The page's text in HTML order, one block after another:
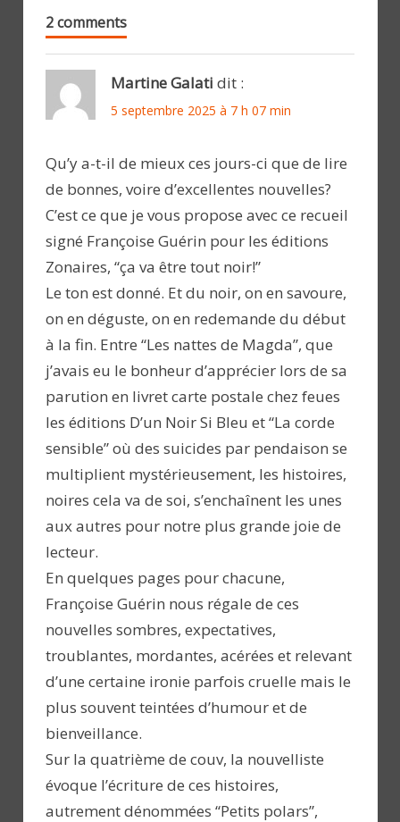
2 comments
Martine Galati dit :
5 septembre 2025 à 7 h 07 min
Qu’y a-t-il de mieux ces jours-ci que de lire
de bonnes, voire d’excellentes nouvelles?
C’est ce que je vous propose avec ce recueil
signé Françoise Guérin pour les éditions
Zonaires, “ça va être tout noir!”
Le ton est donné. Et du noir, on en savoure,
on en déguste, on en redemande du début
à la fin. Entre “Les nattes de Magda”, que
j’avais eu le bonheur d’apprécier lors de sa
parution en livret carte postale chez feues
les éditions D’un Noir Si Bleu et “La corde
sensible” où des suicides par pendaison se
multiplient mystérieusement, les histoires,
noires cela va de soi, s’enchaînent les unes
aux autres pour notre plus grande joie de
lecteur.
En quelques pages pour chacune,
Françoise Guérin nous régale de ces
nouvelles sombres, expectatives,
troublantes, mordantes, acérées et relevant
d’une certaine ironie parfois cruelle mais le
plus souvent teintées d’humour et de
bienveillance.
Sur la quatrième de couv, la nouvelliste
évoque l’écriture de ces histoires,
autrement dénommées “Petits polars”,